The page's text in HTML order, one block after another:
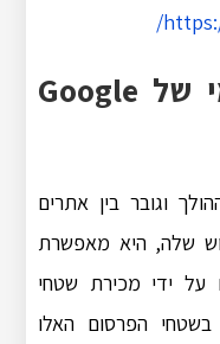
מדריך ה־SEO הרשמי של Google
וגובר בין אתרים
שלה, היא מאפשרת
ידי מכירת שטחי
בשטחי הפרסום האלו